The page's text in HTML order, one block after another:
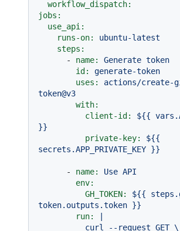
workflow_dispatch:
jobs:
use_api:
runs-on:
ubuntu-latest
steps:
-
name: Generate token
id:
generate-token
uses:
actions/create-
token@v3
with:
client-id:
${{
}}
private-key:
${{
secrets.APP_PRIVATE_KEY }}
- name: Use API
env:
GH_TOKEN:
${{
token.outputs.token }}
run: